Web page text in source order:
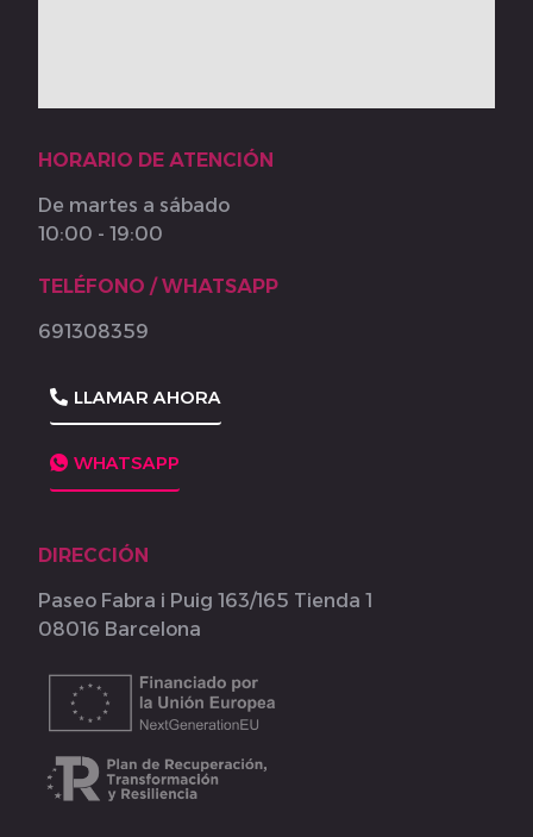
DIRECCIÓN
Paseo Fabra i Puig 163/165 Tienda 1
08016 Barcelona
HORARIO DE ATENCIÓN
De martes a sábado
10:00 - 19:00
TELÉFONO / WHATSAPP
691308359
LLAMAR AHORA
WHATSAPP